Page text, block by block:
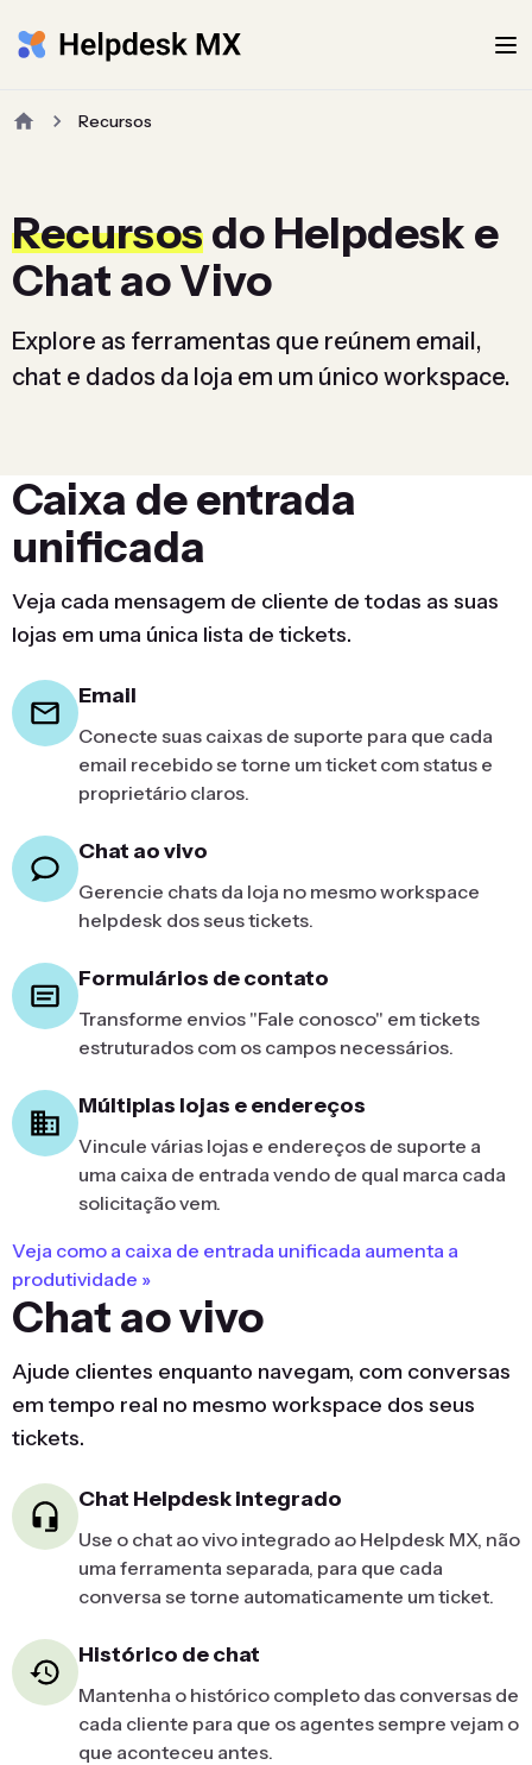
Recursos
Recursosdo Helpdesk e
Chat ao Vivo
Explore as ferramentas que reúnem email,
chat e dados da loja em um único workspace.
Caixa de entrada
unificada
Veja cada mensagem de cliente de todas as suas
lojas em uma única lista de tickets.
Email
Conecte suas caixas de suporte para que cada
email recebido se torne um ticket com status e
proprietário claros.
Chat ao vivo
Gerencie chats da loja no mesmo workspace
helpdesk dos seus tickets.
Formulários de contato
Transforme envios "Fale conosco" em tickets
estruturados com os campos necessários.
Múltiplas lojas e endereços
Vincule várias lojas e endereços de suporte a
uma caixa de entrada vendo de qual marca cada
solicitação vem.
Veja como a caixa de entrada unificada aumenta a
produtividade »
Chat ao vivo
Ajude clientes enquanto navegam, com conversas
em tempo real no mesmo workspace dos seus
tickets.
Chat Helpdesk integrado
Use o chat ao vivo integrado ao Helpdesk MX, não
uma ferramenta separada, para que cada
conversa se torne automaticamente um ticket.
Histórico de chat
Mantenha o histórico completo das conversas de
cada cliente para que os agentes sempre vejam o
que aconteceu antes.